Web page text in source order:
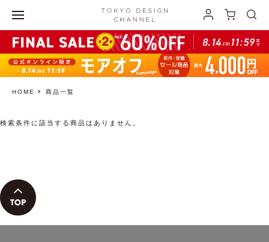
HOME 商品一覧
検索条件に該当する商品はありません。